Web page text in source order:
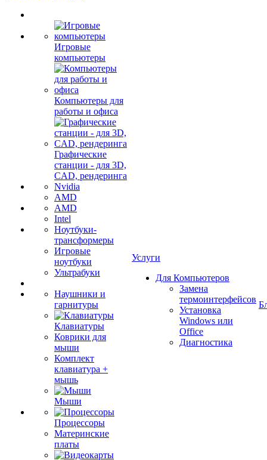
Игровые
компьютеры
Компьютеры для
работы и офиса
Графические
станции - для 3D,
CAD, рендеринга
Nvidia
AMD
AMD
Intel
Ноутбуки-
трансформеры
Игровые
ноутбуки
Ультрабуки
Наушники и
гарнитуры
Клавиатуры
Коврики для
мыши
Комплект
клавиатура +
мышь
Мыши
Процессоры
Материнские
платы
Услуги
Для Компьютеров
Замена
термоинтерфейсов
Установка
Windows или
Office
Диагностика